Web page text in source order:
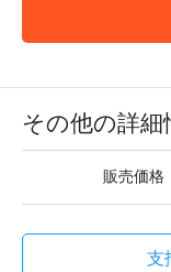
その他の詳細
販売価格
支